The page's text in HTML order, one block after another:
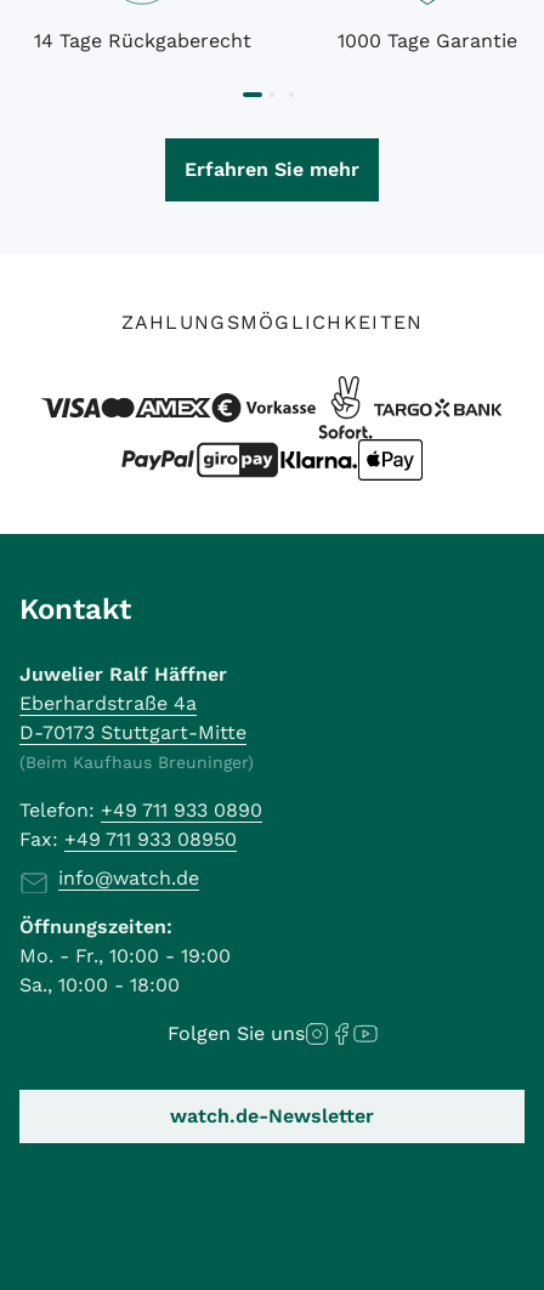
14 Tage Rückgaberecht 1000 Tage Garantie
Erfahren Sie mehr
ZAHLUNGSMÖGLICHKEITEN
Kontakt
Juwelier Ralf Häffner
Eberhardstraße 4a
D-70173 Stuttgart-Mitte
(Beim Kaufhaus Breuninger)
Telefon: +49 711 933 0890
Fax: +49 711 933 08950
info@watch.de
Öffnungszeiten:
Mo. - Fr., 10:00 - 19:00
Sa., 10:00 - 18:00
Folgen Sie uns
watch.de-Newsletter